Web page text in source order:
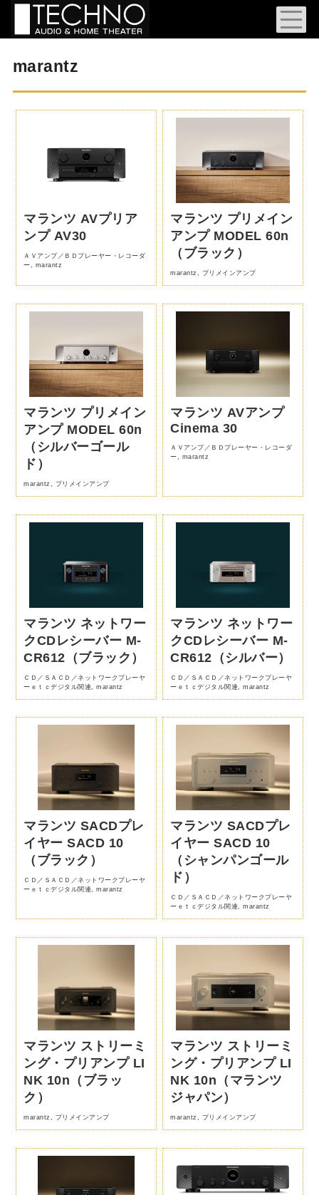
marantz
マランツ AVプリア
ンプ AV30
ＡＶアンプ／ＢＤプレーヤー・レコーダ
ー, marantz
マランツ プリメイン
アンプ MODEL 60n
（ブラック）
marantz , プリメインアンプ
マランツ プリメイン
アンプ MODEL 60n
（シルバーゴール
ド）
marantz プリメインアンプ
マランツ AVアンプ
Cinema 30
ＡＶアンプ／ＢＤプレーヤー・レコーダ
ー
marantz
マランツ ネットワー
クCDレシーバー M-
CR612（ブラック）
ＣＤ／ＳＡＣＤ／ネットワークプレーヤ
ーｅｔｃデジタル関連
,marantz
マランツ ネットワー
クCDレシーバー M-
CR612（シルバー）
ＣＤ／ＳＡＣＤ／ネットワークプレーヤ
ーｅｔｃデジタル関連
,marantz
マランツ SACDプレ
イヤー SACD 10
（ブラック）
ＣＤ／ＳＡＣＤ／ネットワークプレーヤ
ーｅｔｃデジタル関連,marantz
マランツ SACDプレ
イヤー SACD 10
（シャンパンゴール
ド）
ＣＤ／ＳＡＣＤ／ネットワークプレーヤ
ーｅｔｃデジタル関連,marantz
マランツ ストリーミ
ング・プリアンプ LI
NK 10n（ブラッ
ク）
marantz プリメインアンプ
マランツ ストリーミ
ング・プリアンプ LI
NK 10n（マランツ
ジャパン）
marantz プリメインアンプ